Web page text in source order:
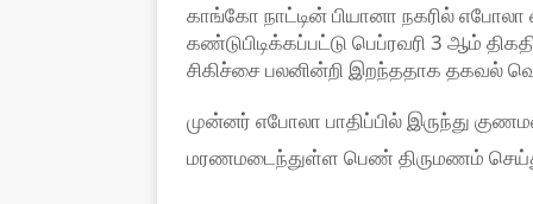
காங்கோ நாட்டின் பியானா நகரில்
கண்டுபிடிக்கப்பட்டு பெப்ரவரி 3 ஆம்
சிகிச்சை பலனின்றி இறந்ததாக தகவல்
முன்னர் எபோலா பாதிப்பில் இருந்து
மரணமடைந்துள்ள பெண் திருமணம்